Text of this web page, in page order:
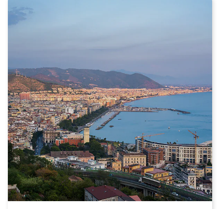
piccante, sono anche una delizia per il palato.
Per raggiungere Villa San Giovanni, ti consigliamo di viaggiare
con il treno Italo. Italo offre un servizio di alta qualità e comfort,
permettendoti di raggiungere la tua destinazione in modo
semplice ed efficiente. Potrai goderti un viaggio piacevole
attraverso i paesaggi pittoreschi della Calabria e arrivare a Villa
San Giovanni rilassato e pronto a iniziare la tua avventura.
In conclusione, Villa San Giovanni è una città piena di bellezze
naturali, storia e cultura che merita sicuramente una visita. Che
tu sia interessato ad esplorare le attrazioni, assaporare la
cucina locale o semplicemente rilassarti sulla spiaggia, Villa San
Giovanni ha qualcosa da offrire a tutti i visitatori. Non perdere
l'opportunità di scoprire questa affascinante destinazione e
prenota il tuo biglietto Italo per Villa San Giovanni ora!